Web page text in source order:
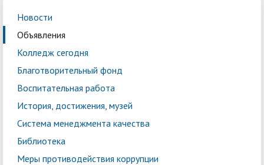
Новости
Объявления
Колледж сегодня
Благотворительный фонд
Воспитательная работа
История, достижения, музей
Система менеджмента качества
Библиотека
Меры противодействия коррупции